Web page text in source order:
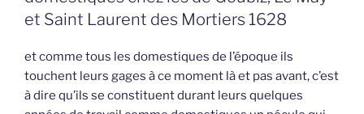
et Saint Laurent des Mortiers 1628
et comme tous les domestiques de l’époque ils
touchent leurs gages à ce moment là et pas avant, c’est
à dire qu’ils se constituent durant leurs quelques